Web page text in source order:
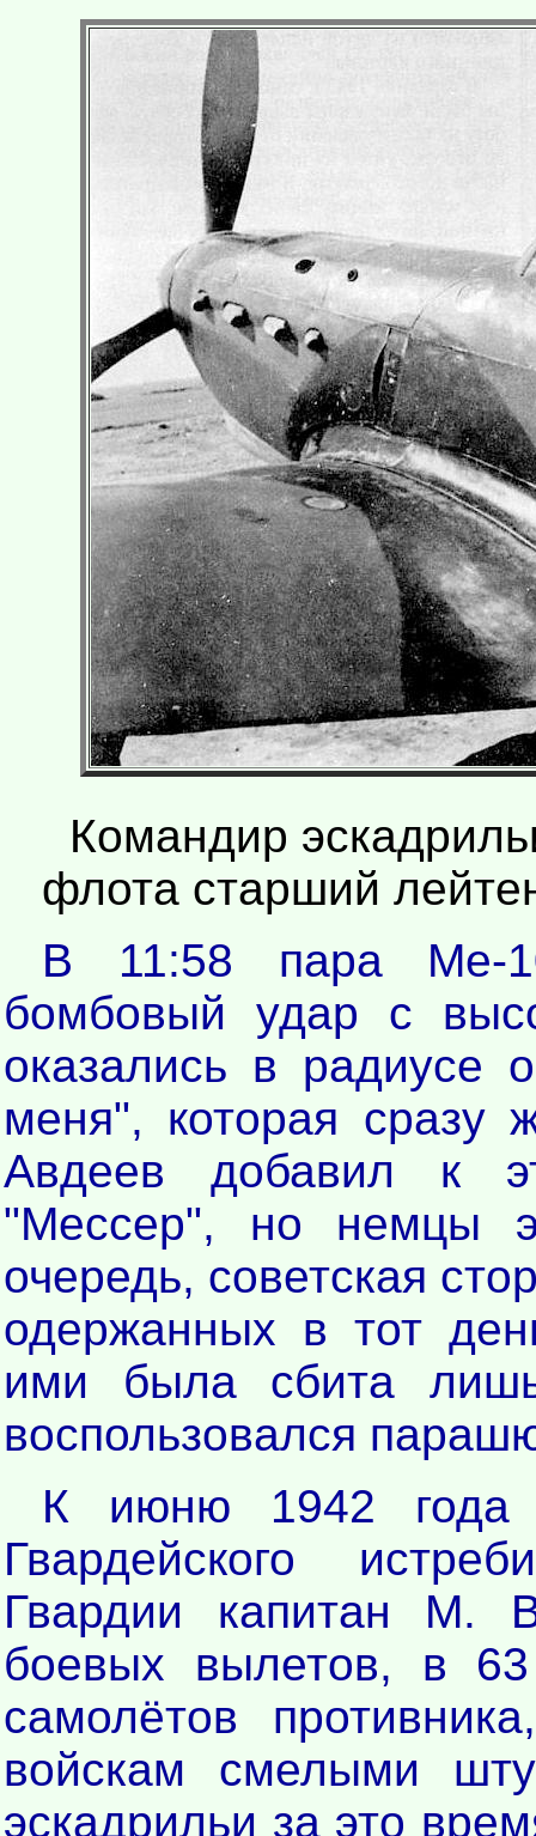
Командир
флота старший
В 11:58 пара Ме-
бомбовый удар с
оказались в радиусе
меня", которая сразу
Авдеев добавил к
"Мессер", но немцы
очередь, советская
одержанных в тот
ими была сбита
воспользовался
К июню 1942 года
Гвардейского
Гвардии капитан М.
боевых вылетов, в
самолётов
войскам смелыми
эскадрильи за это